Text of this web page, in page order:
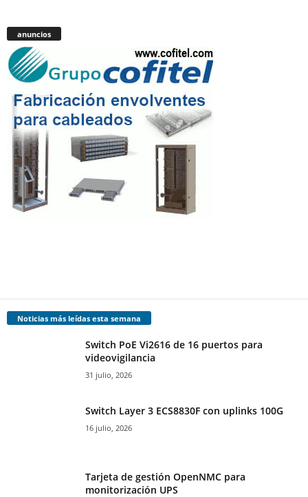
anuncios
Noticias más leídas esta semana
Switch PoE Vi2616 de 16 puertos para
videovigilancia
31 julio, 2026
Switch Layer 3 ECS8830F con uplinks 100G
16 julio, 2026
Tarjeta de gestión OpenNMC para
monitorización UPS